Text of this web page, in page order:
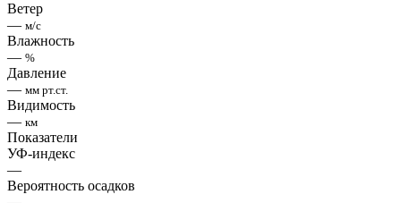
Ветер
— м/с
Влажность
— %
Давление
— мм рт.ст.
Видимость
— км
Показатели
УФ-индекс
—
Вероятность осадков